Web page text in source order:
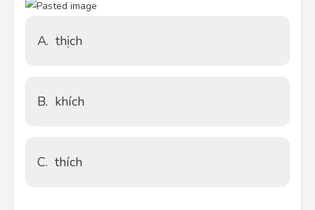
A. thịch
B. khích
C. thích